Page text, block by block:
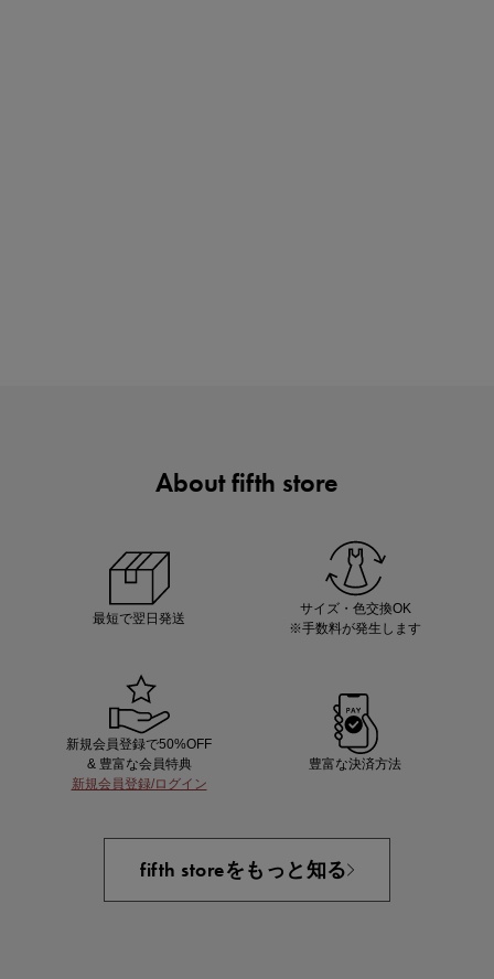
About fifth store
最短で翌日発送
サイズ・色交換OK
※手数料が発生します
新規会員登録で50%OFF
& 豊富な会員特典
新規会員登録/ログイン
豊富な決済方法
fifth storeをもっと知る